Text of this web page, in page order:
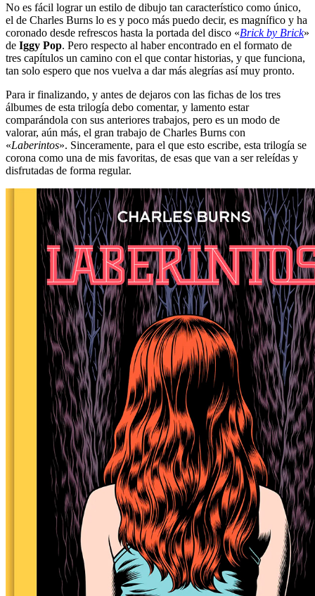
No es fácil lograr un estilo de dibujo tan característico como único,
el de Charles Burns lo es y poco más puedo decir, es magnífico y ha
coronado desde refrescos hasta la portada del disco «Brick by Brick»
de Iggy Pop. Pero respecto al haber encontrado en el formato de
tres capítulos un camino con el que contar historias, y que funciona,
tan solo espero que nos vuelva a dar más alegrías así muy pronto.
Para ir finalizando, y antes de dejaros con las fichas de los tres
álbumes de esta trilogía debo comentar, y lamento estar
comparándola con sus anteriores trabajos, pero es un modo de
valorar, aún más, el gran trabajo de Charles Burns con
«Laberintos». Sinceramente, para el que esto escribe, esta trilogía se
corona como una de mis favoritas, de esas que van a ser releídas y
disfrutadas de forma regular.